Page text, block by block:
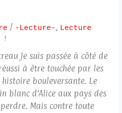
/ -Lecture-, Lecture
!
Je suis passée à côté de
à être touchée par les
bouleversante. Le
blanc d’Alice aux pays des
Mais contre toute